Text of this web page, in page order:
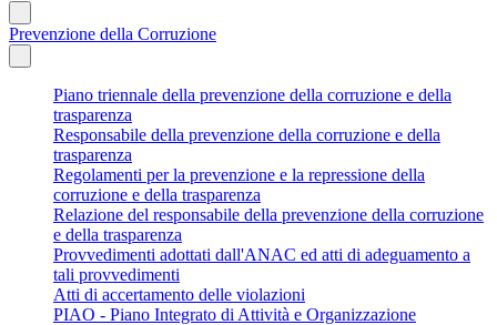
Prevenzione della Corruzione
Piano triennale della prevenzione della corruzione e della
trasparenza
Responsabile della prevenzione della corruzione e della
trasparenza
Regolamenti per la prevenzione e la repressione della
corruzione e della trasparenza
Relazione del responsabile della prevenzione della corruzione
e della trasparenza
Provvedimenti adottati dall'ANAC ed atti di adeguamento a
tali provvedimenti
Atti di accertamento delle violazioni
PIAO - Piano Integrato di Attività e Organizzazione